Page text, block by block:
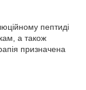
пептиді
а також
призначена